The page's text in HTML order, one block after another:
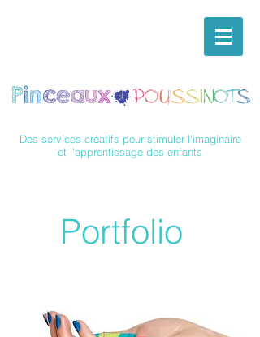
Des services créatifs pour stimuler l'imaginaire
et l'apprentissage des enfants
Portfolio